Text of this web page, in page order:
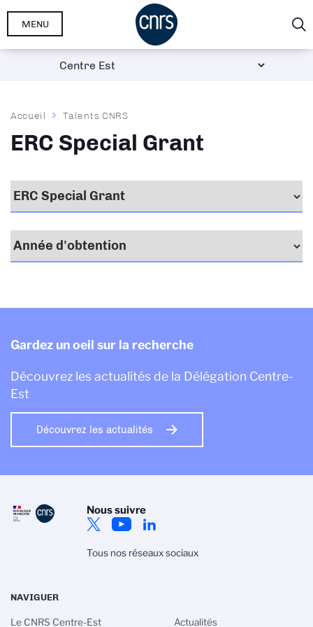
Aller
MENU
Fil
d'Ariane
Accueil Talents CNRS
ERC Special Grant
Gardez un oeil sur la recherche
Découvrez les actualités de la Délégation Centre-
Est
Découvrez les actualités
Nous suivre
Tous nos réseaux sociaux
NAVIGUER
Le CNRS Centre-Est Actualités